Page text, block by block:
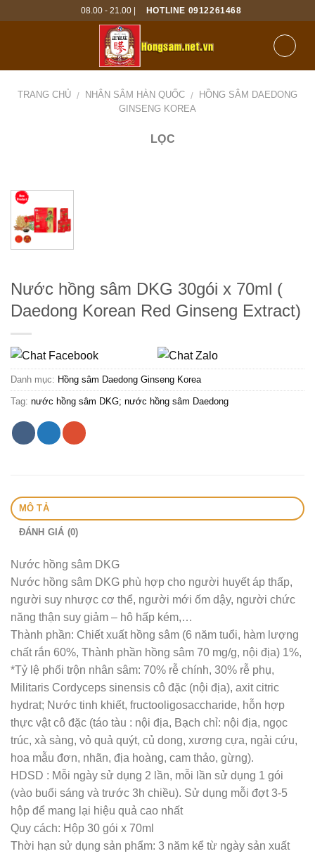
08.00 - 21.00 | HOTLINE 0912261468
TRANG CHỦ / NHÂN SÂM HÀN QUỐC /
HỒNG SÂM DAEDONG
GINSENG KOREA
LỌC
Nước hồng sâm DKG 30gói x 70ml (
Daedong Korean Red Ginseng Extract)
Danh mục: Hồng sâm Daedong Ginseng Korea
Tag: nước hồng sâm DKG; nước hồng sâm Daedong
MÔ TẢ
ĐÁNH GIÁ (0)
Nước hồng sâm DKG
Nước hồng sâm DKG phù hợp cho người huyết áp thấp,
người suy nhược cơ thể, người mới ốm dậy, người chức
năng thận suy giảm – hô hấp kém,…
Thành phần: Chiết xuất hồng sâm (6 năm tuổi, hàm lượng
chất rắn 60%, Thành phần hồng sâm 70 mg/g, nội địa) 1%,
*Tỷ lệ phối trộn nhân sâm: 70% rễ chính, 30% rễ phụ,
Militaris Cordyceps sinensis cô đặc (nội địa), axit citric
hydrat; Nước tinh khiết, fructooligosaccharide, hỗn hợp
thực vật cô đặc (táo tàu : nội địa, Bạch chỉ: nội địa, ngọc
trúc, xà sàng, vỏ quả quýt, củ dong, xương cựa, ngải cứu,
hoa mẫu đơn, nhãn, địa hoàng, cam thảo, gừng).
HDSD : Mỗi ngày sử dụng 2 lần, mỗi lần sử dụng 1 gói
(vào buổi sáng và trước 3h chiều). Sử dụng mỗi đợt 3-5
hộp để mang lại hiệu quả cao nhất
Quy cách: Hộp 30 gói x 70ml
Thời hạn sử dụng sản phẩm: 3 năm kể từ ngày sản xuất